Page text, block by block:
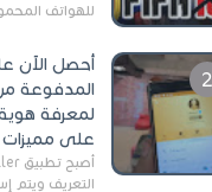
للهواتف
مثل EA Sports ...
أحصل الآن
المدفوعة
لمعرفة
على
التعريف ويتم